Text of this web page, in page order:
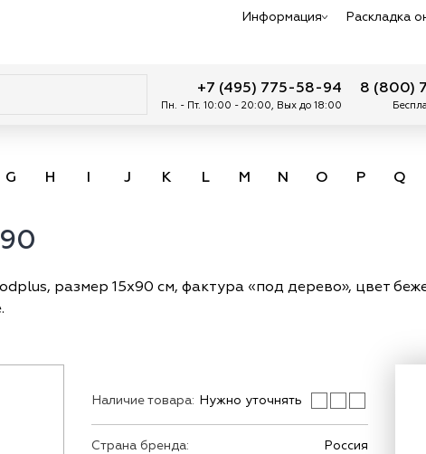
Информация Раскладка
+7 (495) 775-58-94
Пн. - Пт. 10:00 - 20:00, Вых до 18:00
8 (800)
G H I J K L M N O P Q
размер 15х90 см, фактура «под дерево», цвет
Наличие товара: Нужно уточнять
Страна бренда: Россия